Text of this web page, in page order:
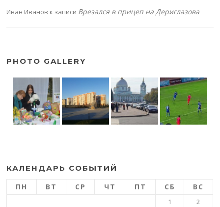
Иван Иванов к записи Врезался в прицеп на Дериглазова
PHOTO GALLERY
КАЛЕНДАРЬ СОБЫТИЙ
ПН ВТ СР ЧТ ПТ СБ ВС
1
2